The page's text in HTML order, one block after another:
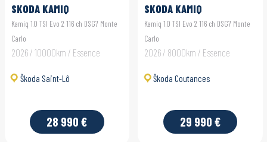
SKODA KAMIQ
Kamiq 1.0 TSI Evo 2 116 ch DSG7 Monte
Carlo
2026 / 10000km / Essence
Škoda Saint-Lô
28 990 €
SKODA KAMIQ
Kamiq 1.0 TSI Evo 2 116 ch DSG7 Monte
Carlo
2026 / 8000km / Essence
Škoda Coutances
29 990 €